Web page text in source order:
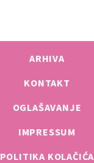
ARHIVA
KONTAKT
OGLAŠAVANJE
IMPRESSUM
POLITIKA KOLAČIĆA